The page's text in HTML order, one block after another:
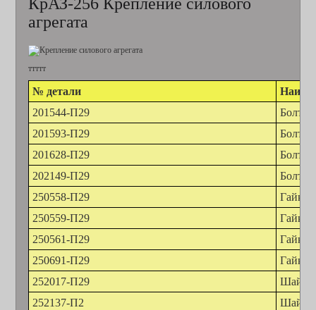
агрегата
ттттт
№ детали
201544-П29
Болт
201593-П29
Болт
201628-П29
Болт
202149-П29
Болт
250558-П29
Гайка
250559-П29
Гайка
250561-П29
Гайка
250691-П29
Гайка
252017-П29
Шайба
252137-П2
Шайба